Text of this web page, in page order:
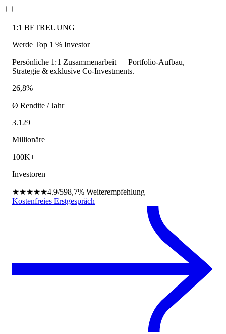
1:1 BETREUUNG
Werde Top 1 % Investor
Persönliche 1:1 Zusammenarbeit — Portfolio-Aufbau,
Strategie & exklusive Co-Investments.
26,8%
Ø Rendite / Jahr
3.129
Millionäre
100K+
Investoren
★★★★★4.9/598,7% Weiterempfehlung
Kostenfreies Erstgespräch